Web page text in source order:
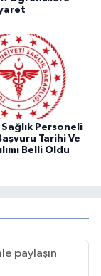
Personeli
Tarihi Ve
Belli Oldu